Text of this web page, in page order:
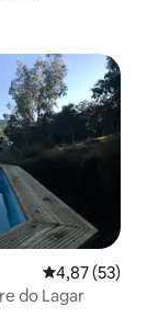
4,87 de uma
4,87 (53)
do Lagar